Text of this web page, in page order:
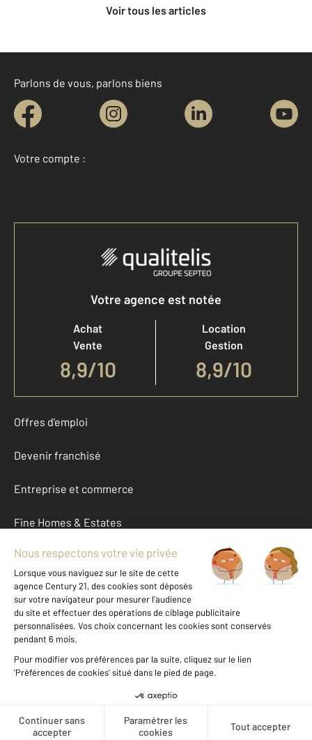
Voir tous les articles
Parlons de vous, parlons biens
Votre compte :
Accéder à mon compte
Votre agence est notée
Achat
Vente
8,9/10
Location
Gestion
8,9/10
Offres d'emploi
Devenir franchisé
Entreprise et commerce
Fine Homes & Estates
À propos
International
Nous contacter
Données personnelles
Gestionnaire des cookies